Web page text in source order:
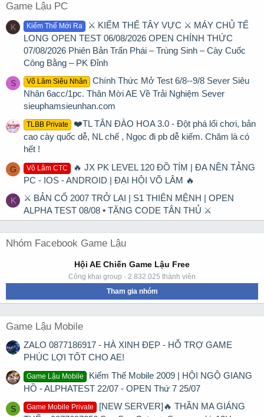
Game Lậu PC
K Kiếm Thế Mới Ra
⚔️ KIẾM THẾ TÂY VỰC ⚔️ MÁY CHỦ TẾ
LONG OPEN TEST 06/08/2026 OPEN CHÍNH THỨC
07/08/2026 Phiên Bản Trấn Phái – Trùng Sinh – Cày Cuốc
Công Bằng – PK Đỉnh
S Võ Lâm Siêu Nhân
Chính Thức Mở Test 6/8--9/8 Sever Siêu
Nhân 6acc/1pc. Thân Mời AE Về Trải Nghiệm Sever
sieuphamsieunhan.com
TLBB Private
❤️TL TÂN ĐÀO HOA 3.0 - Đột phá lối chơi, bản
cao cày quốc dễ, NL chế , Ngọc đi pb dễ kiếm. Chăm là có
hết !
G Võ Lâm CTC
🔥 JX PK LEVEL 120 ĐỒ TÍM | ĐA NỀN TẢNG
PC - IOS - ANDROID | ĐẠI HỘI VÕ LÂM 🔥
K
⚔ BẢN CỔ 2007 TRỞ LẠI | S1 THIÊN MỆNH | OPEN
ALPHA TEST 08/08 • TẶNG CODE TÂN THỦ ⚔
Nhóm Facebook Game Lậu
Hội AE Chiến Game Lậu Free
Công khai group · 2.832.025 thành viên
Tham gia nhóm
Game Lậu Mobile
ZALO 0877186917 - HÀ XINH ĐẸP - HỖ TRỢ GAME
PHÚC LỢI TỐT CHO AE!
Game Lậu Mobile
Kiếm Thế Mobile 2009 | HỘI NGỘ GIANG
HỒ - ALPHATEST 22/07 - OPEN Thứ 7 25/07
S Game Mobile Private
[NEW SERVER]🔥 THẦN MA GIÁNG